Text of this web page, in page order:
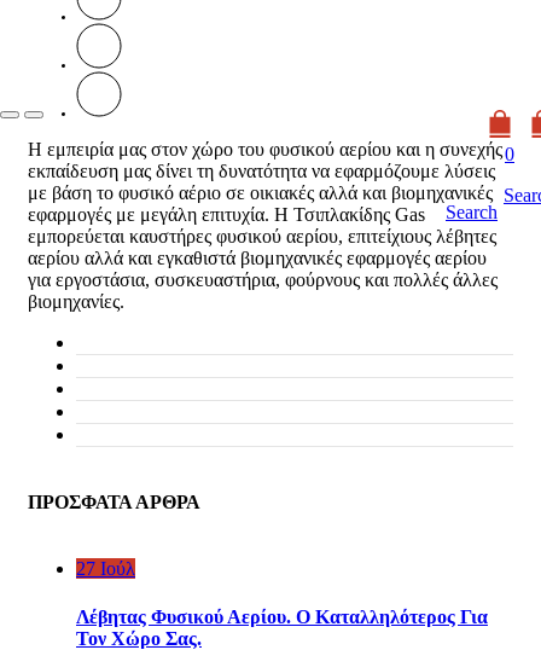
0
Search
Η εμπειρία μας στον χώρο του φυσικού αερίου και η συνεχής
εκπαίδευση μας δίνει τη δυνατότητα να εφαρμόζουμε λύσεις
με βάση το φυσικό αέριο σε οικιακές αλλά και βιομηχανικές
εφαρμογές με μεγάλη επιτυχία. Η Τσιπλακίδης Gas
εμπορεύεται καυστήρες φυσικού αερίου, επιτείχιους λέβητες
αερίου αλλά και εγκαθιστά βιομηχανικές εφαρμογές αερίου
για εργοστάσια, συσκευαστήρια, φούρνους και πολλές άλλες
βιομηχανίες.
ΠΡΟΣΦΑΤΑ ΑΡΘΡΑ
27 Ιούλ
Λέβητας Φυσικού Αερίου. Ο Καταλληλότερος Για
Τον Χώρο Σας.